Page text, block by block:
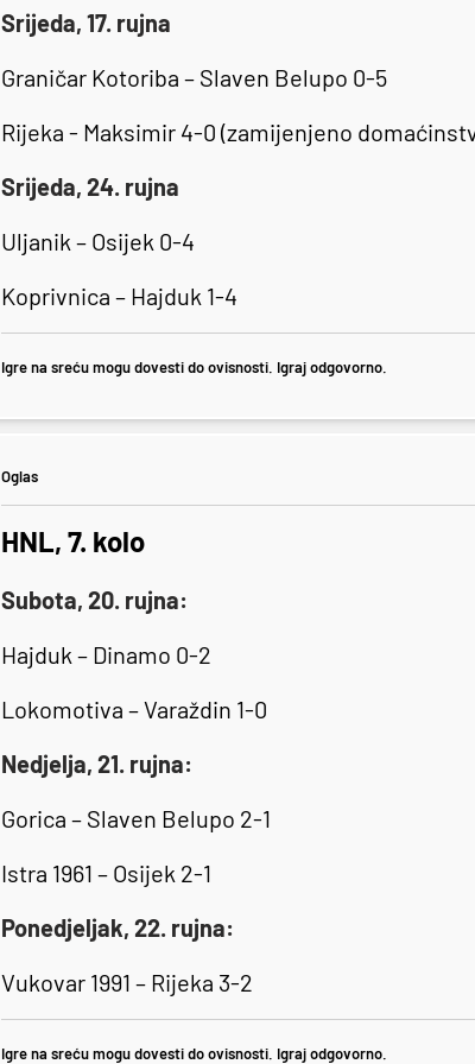
Srijeda, 17. rujna
Graničar Kotoriba – Slaven Belupo 0-5
Rijeka - Maksimir 4-0 (zamijenjeno
Srijeda, 24. rujna
Uljanik – Osijek 0-4
Koprivnica – Hajduk 1-4
Igre na sreću mogu dovesti do ovisnosti. Igraj odgovorno.
Oglas
HNL, 7. kolo
Subota, 20. rujna:
Hajduk – Dinamo 0-2
Lokomotiva – Varaždin 1-0
Nedjelja, 21. rujna:
Gorica – Slaven Belupo 2-1
Istra 1961 – Osijek 2-1
Ponedjeljak, 22. rujna:
Vukovar 1991 – Rijeka 3-2
Igre na sreću mogu dovesti do ovisnosti. Igraj odgovorno.